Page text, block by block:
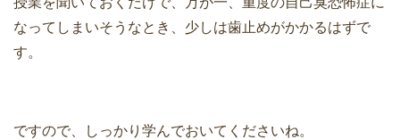
なってしまいそうなとき、少しは歯止めがかかるはずで
す。
ですので、しっかり学んでおいてくださいね。